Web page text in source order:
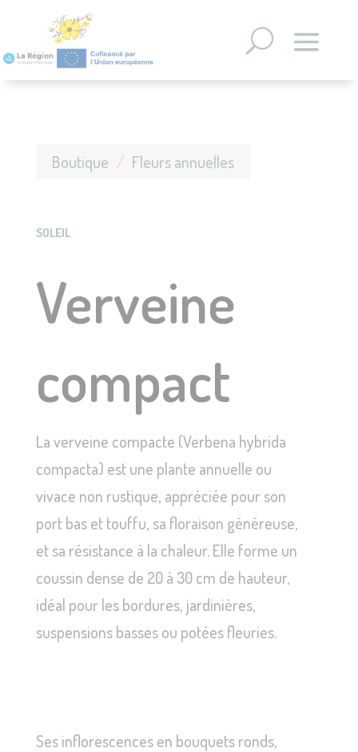
Panneau de gestion des cookies
Boutique / Fleurs annuelles
SOLEIL
Verveine
compact
La verveine compacte (Verbena hybrida
compacta) est une plante annuelle ou
vivace non rustique, appréciée pour son
port bas et touffu, sa floraison généreuse,
et sa résistance à la chaleur. Elle forme un
coussin dense de 20 à 30 cm de hauteur,
idéal pour les bordures, jardinières,
suspensions basses ou potées fleuries.
Ses inflorescences en bouquets ronds,